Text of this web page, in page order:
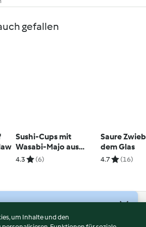
gefallen
Sushi-Cups mit
Wasabi-Majo aus
ganzen Eiern
4.3 (6)
Saure
dem Glas
4.7 (16)
um Inhalte und den